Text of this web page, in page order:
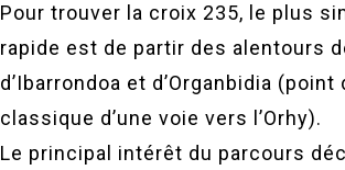
Pour trouver la croix 235, le plus
rapide est de partir des alentours
d’Ibarrondoa et d’Organbidia (point
classique d’une voie vers l’Orhy).
Le principal intérêt du parcours